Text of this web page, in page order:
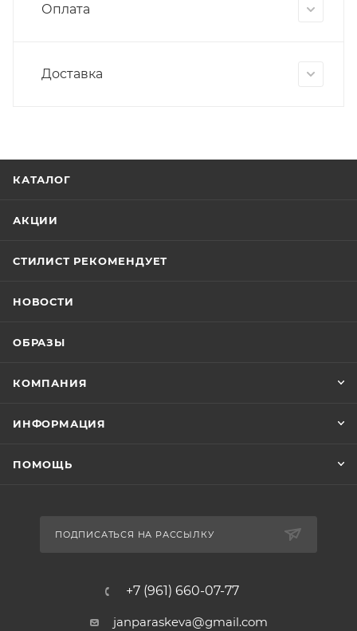
Оплата
Доставка
КАТАЛОГ
АКЦИИ
СТИЛИСТ РЕКОМЕНДУЕТ
НОВОСТИ
ОБРАЗЫ
КОМПАНИЯ
ИНФОРМАЦИЯ
ПОМОЩЬ
ПОДПИСАТЬСЯ НА РАССЫЛКУ
+7 (961) 660-07-77
janparaskeva@gmail.com